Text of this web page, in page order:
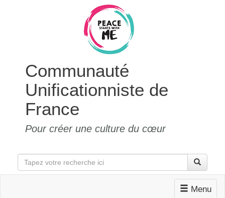
Communauté
Unificationniste de
France
Pour créer une culture du cœur
Menu